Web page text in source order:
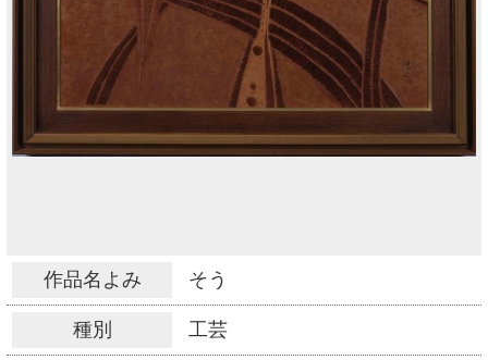
作品名よみ そう
種別 工芸